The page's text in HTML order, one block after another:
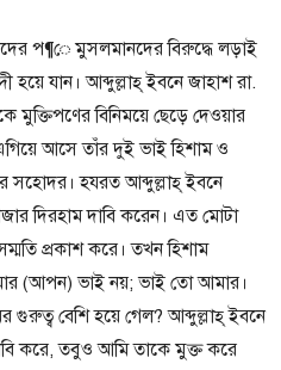
প¶ে মুসলমানদের বিরুদ্ধে লড়াই
যান। আব্দুল্লাহ্ ইবনে জাহাশ রা.
মুক্তিপণের বিনিময়ে ছেড়ে দেওয়ার
আসে তাঁর দুই ভাই হিশাম ও
সহোদর। হযরত আব্দুল্লাহ্ ইবনে
দিরহাম দাবি করেন। এত মোটা
প্রকাশ করে। তখন হিশাম
(আপন) ভাই নয়; ভাই তো আমার।
গুরুত্ব বেশি হয়ে গেল? আব্দুল্লাহ্ ইবনে
করে, তবুও আমি তাকে মুক্ত করে